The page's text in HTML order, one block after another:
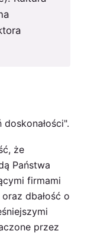
że
Państwa
firmami
dbałość o
przez